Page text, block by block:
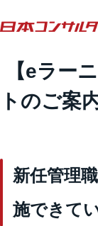
【eラー
トのご案
新任管理
施できて